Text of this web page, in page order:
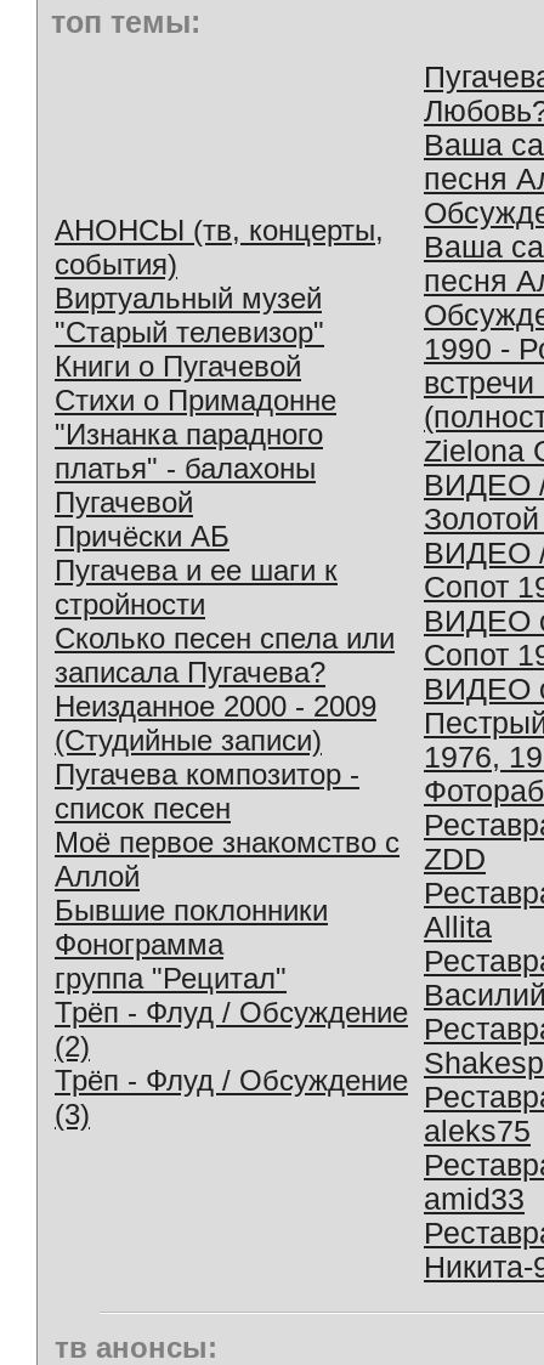
топ темы:
АНОНСЫ (тв, концерты,
события)
Виртуальный музей
"Старый телевизор"
Книги о Пугачевой
Стихи о Примадонне
"Изнанка парадного
платья" - балахоны
Пугачевой
Причёски АБ
Пугачева и ее шаги к
стройности
Сколько песен спела или
записала Пугачева?
Неизданное 2000 - 2009
(Студийные записи)
Пугачева композитор -
список песен
Моё первое знакомство с
Аллой
Бывшие поклонники
Фонограмма
группа "Рецитал"
Трёп - Флуд / Обсуждение
(2)
Трёп - Флуд / Обсуждение
(3)
Ваша
песня
Ваша
песня
1990 -
Zielona
ВИДЕО
ВИДЕО
Сопот
ВИДЕО
Сопот
ВИДЕО
1976,
ZDD
Allita
aleks75
amid33
Никита-
тв анонсы: